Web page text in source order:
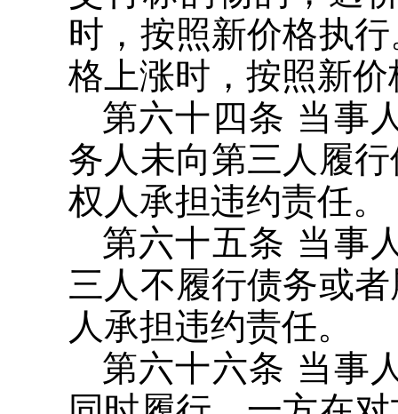
时，按照新价格执
格上涨时，按照新
第六十四条 当事
务人未向第三人履
权人承担违约责任。
第六十五条 当事
三人不履行债务或
人承担违约责任。
第六十六条 当事